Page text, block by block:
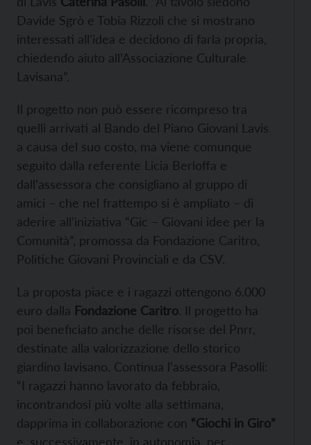
Davide Sgrò e Tobia Rizzoli che si mostrano
interessati all’idea e decidono di farla propria,
chiedendo aiuto all’Associazione Culturale
Lavisana”.
Il progetto non può essere ricompreso tra
quelli arrivati al Bando del Piano Giovani Lavis
a causa del suo costo, ma viene comunque
seguito dalla referente Licia Berloffa e
dall’assessora che consigliano al gruppo di
amici – che nel frattempo si è ampliato – di
aderire all’iniziativa “Gic – Giovani idee per la
Comunità”, promossa da Fondazione Caritro,
Politiche Giovani Provinciali e da CSV.
La proposta piace e i ragazzi ottengono 6.000
euro dalla Fondazione Caritro. Il progetto ha
poi beneficiato anche delle risorse del Pnrr,
destinate alla valorizzazione dello storico
giardino lavisano. Continua l’assessora Pasolli:
“I ragazzi hanno lavorato da febbraio,
incontrandosi più volte alla settimana,
dapprima in collaborazione con “Giochi in Giro”
e, successivamente, in autonomia, per